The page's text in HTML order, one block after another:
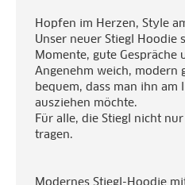
Hopfen im Herzen, Style
Unser neuer Stiegl Hoodie
Momente, gute Gespräche
Angenehm weich, modern
bequem, dass man ihn am
ausziehen möchte.
Für alle, die Stiegl nicht
tragen.
Modernes Stiegl-Hoodie